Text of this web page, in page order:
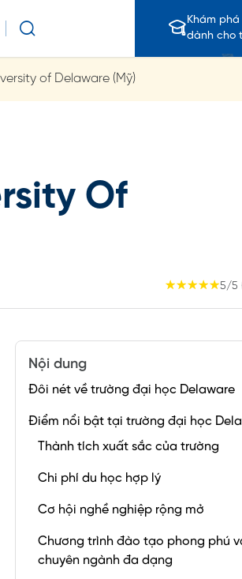
Khám
dành cho
of Delaware (Mỹ)
Of
☆
☆
☆
☆
☆ 5/5
Nội dung
Đôi nét về trường đại học Delaware
Điểm nổi bật tại trường đại học
Thành tích xuất sắc của trường
Chi phí du học hợp lý
Cơ hội nghề nghiệp rộng mở
Chương trình đào tạo phong phú
chuyên ngành đa dạng